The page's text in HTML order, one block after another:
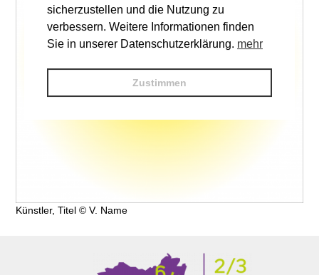
Künstler, Titel © V. Name
sicherzustellen und die Nutzung zu
verbessern. Weitere Informationen finden
Sie in unserer Datenschutzerklärung. mehr
Zustimmen